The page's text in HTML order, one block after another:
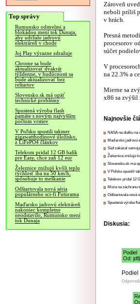
Top správy
Rumunsko odstrelmi a
blokádou mení tok Dunaja,
aby udržalo jadrovú
elektráreň v chode
Joj Play výrazne zdražuje
Chrome sa bude
aktualizovať dvakrát
týždenne, v budúcnosti sa
bude aktualizovať bez
reštartov
Slovensko.sk má opäť
technické problémy
Spustená výroba flash
pamäte s novým najvyšším
počtom vrstiev
V Poľsku spustili takmer
gigawatthodinové úložisko,
z LiFePO4 článkov
Telekom pridal 12 GB balík
pre Easy, chce zaň 12 eur
Železnice znižujú kvôli teplu
rýchlosť iba na 50 km/h,
spôsobuje to meškanie
Odštartovala nová séria
populárneho sci-fi Futurama
Maďarsko jadrovú elektráreň
nakoniec kompletne
neodstavilo, Rumunsko mení
tok Dunaja
Zároveň
neboli príliš
v hrách.
Presná
procesorov
súčet
V
na 22.3% a
Mierne sa
x86 sa
Najnovšie
NASA na diaľku na
Maďarsko jadrovú
Súd zakázal
Železnice znižujú
Slovensko.sk má
V Poľsku spustili
Telekom pridal 12
Misia na záchranu
Odštartovala nová
Spustená výroba
Diskusia:
Podiel
Od: